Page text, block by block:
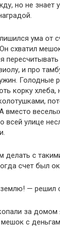
но не знает
ума от
схватил
и про
Голодные
корку хлеба,
вместо
улице
с
счет был
— решил
за домом
с